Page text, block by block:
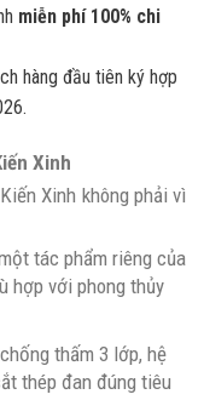
miễn phí 100% chi
hàng đầu tiên ký hợp
Xinh
Xinh không phải vì
tác phẩm riêng của
hợp với phong thủy
thấm 3 lớp, hệ
thép đan đúng tiêu